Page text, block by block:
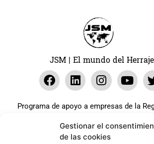
Gestionar el
de las cookies
JSM | El mundo del Herraje
Programa de apoyo a empresas de la
económica de la pandemia Covid-19. La
coste cero cofinanciada por la unión